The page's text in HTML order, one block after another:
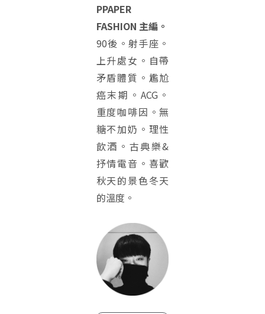
PPAPER
FASHION 主編。
90後。射手座。
上升處女。自帶
矛盾體質。尷尬
癌末期。ACG。
重度咖啡因。無
糖不加奶。理性
飲酒。古典樂&
抒情電音。喜歡
秋天的景色冬天
的溫度。